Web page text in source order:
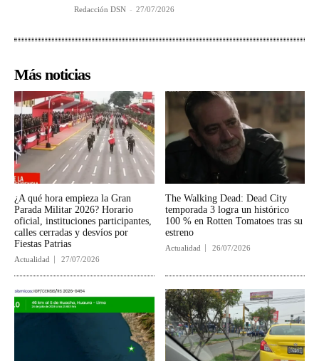
Redacción DSN - 27/07/2026
Más noticias
¿A qué hora empieza la Gran
Parada Militar 2026? Horario
oficial, instituciones participantes,
calles cerradas y desvíos por
Fiestas Patrias
Actualidad 27/07/2026
The Walking Dead: Dead City
temporada 3 logra un histórico
100 % en Rotten Tomatoes tras su
estreno
Actualidad 26/07/2026